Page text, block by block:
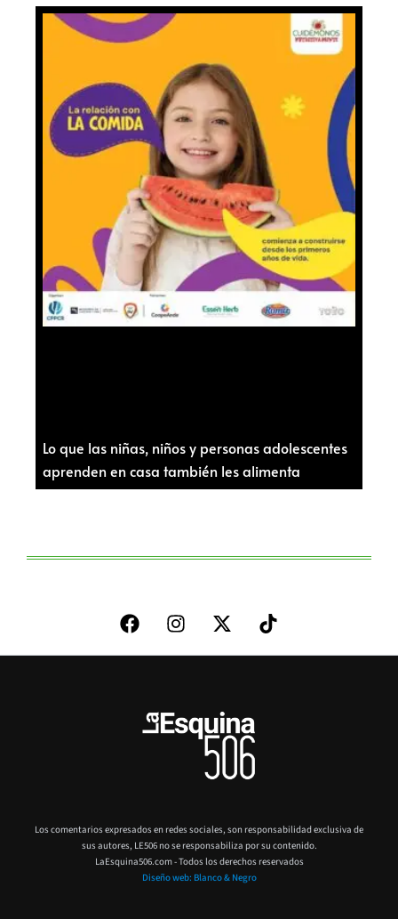
Lo que las niñas, niños y personas adolescentes
aprenden en casa también les alimenta
Los comentarios expresados en redes sociales, son responsabilidad exclusiva de
sus autores, LE506 no se responsabiliza por su contenido.
LaEsquina506.com - Todos los derechos reservados
Diseño web: Blanco & Negro